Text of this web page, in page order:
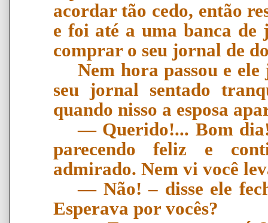
acordar tão cedo, então
e foi até a uma banca de
comprar o seu jornal de
Nem hora passou e
seu jornal sentado
quando nisso a esposa
―Querido!... Bom
parecendo feliz e
admirado. Nem vi você
―Não!– disse ele
Esperava por vocês?